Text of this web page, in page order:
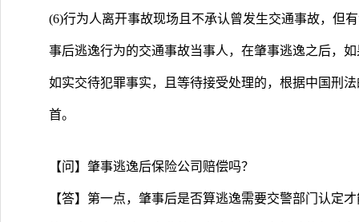
(6)行为人离开事故现场且不承认曾发生交通事故，但
事后逃逸行为的交通事故当事人，在肇事逃逸之后，
如实交待犯罪事实，且等待接受处理的，根据中国刑
首。
【问】肇事逃逸后保险公司赔偿吗？
【答】第一点，肇事后是否算逃逸需要交警部门认定